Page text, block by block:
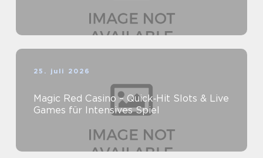
25. juli 2026
Magic Red Casino – Quick‑Hit Slots & Live
Games für Intensives Spiel